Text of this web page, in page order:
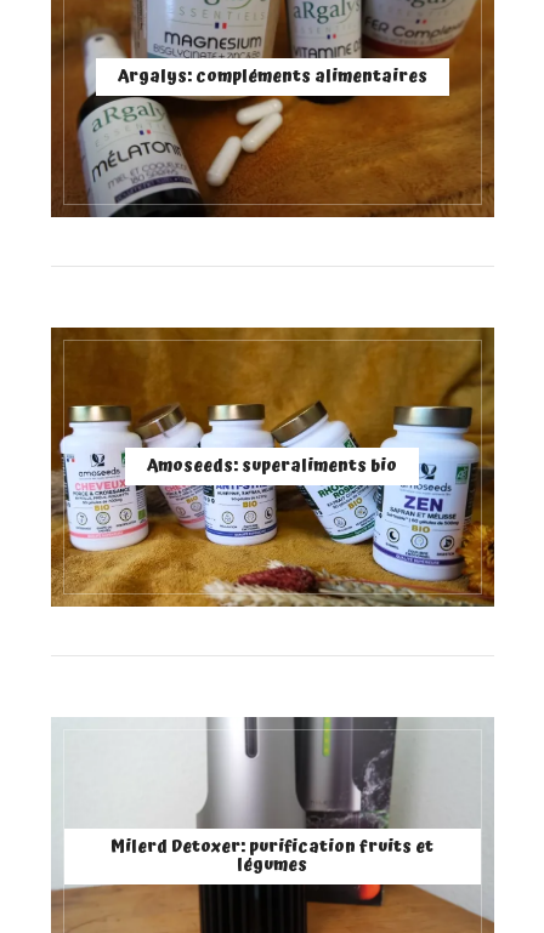
Argalys: compléments alimentaires
Amoseeds: superaliments bio
Milerd Detoxer: purification fruits et
légumes